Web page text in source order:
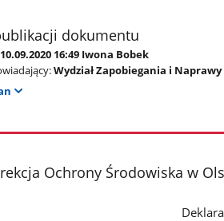
dokumentu
10.09.2020 16:49 Iwona Bobek
Wydział Zapobiegania i
Ochrony Środowiska w